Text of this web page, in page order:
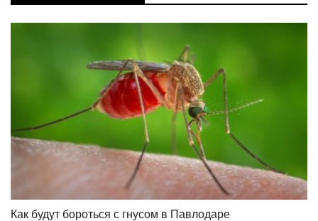
Как будут бороться с гнусом в Павлодаре